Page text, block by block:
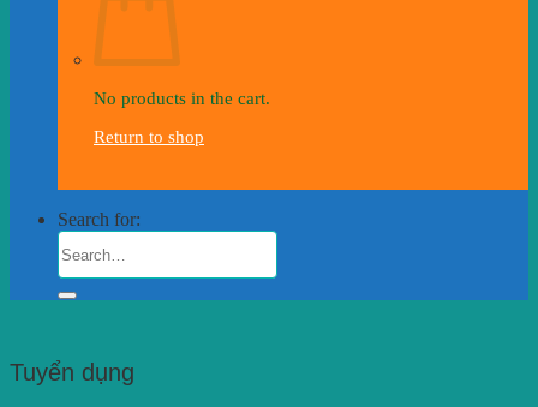
No products in the cart.
Return to shop
Search for:
Tuyển dụng